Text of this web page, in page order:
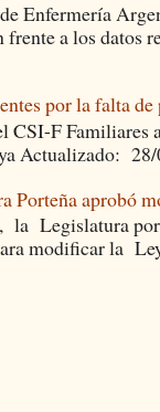
Enfermería
frente a los datos
por la falta
F Familiares
Actualizado:
Porteña aprobó
la Legislatura
modificar la